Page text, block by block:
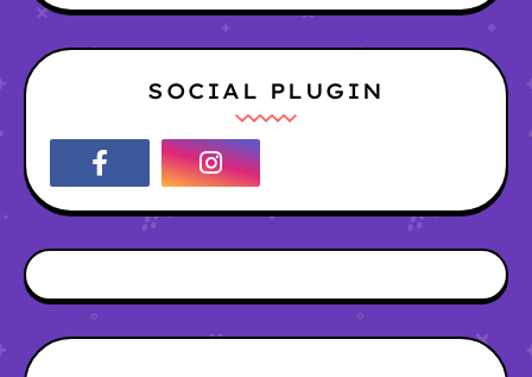
SOCIAL PLUGIN